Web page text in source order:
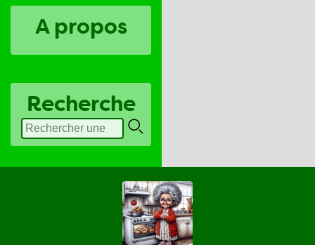
A propos
Recherche